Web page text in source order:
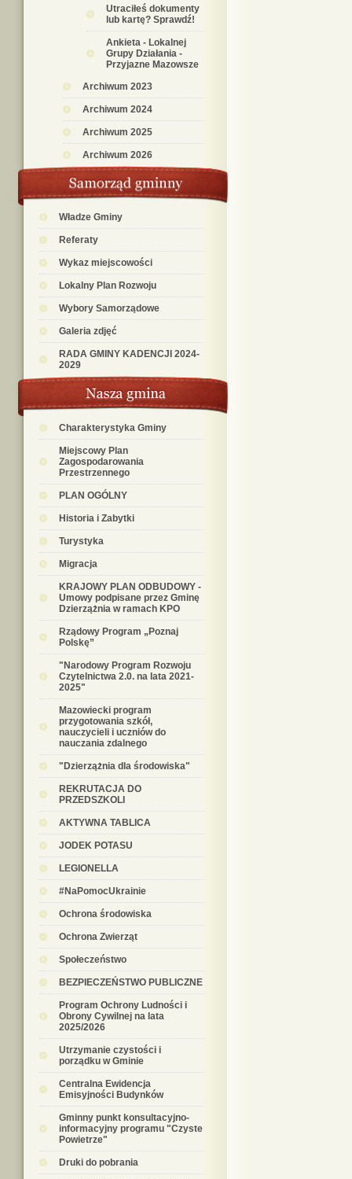
Utraciłeś dokumenty
lub kartę? Sprawdź!
Ankieta - Lokalnej
Grupy Działania -
Przyjazne Mazowsze
Archiwum 2023
Archiwum 2024
Archiwum 2025
Archiwum 2026
Władze Gminy
Referaty
Wykaz miejscowości
Lokalny Plan Rozwoju
Wybory Samorządowe
Galeria zdjęć
RADA GMINY KADENCJI 2024-
2029
Charakterystyka Gminy
Miejscowy Plan
Zagospodarowania
Przestrzennego
PLAN OGÓLNY
Historia i Zabytki
Turystyka
Migracja
KRAJOWY PLAN ODBUDOWY -
Umowy podpisane przez Gminę
Dzierzążnia w ramach KPO
Rządowy Program „Poznaj
Polskę”
"Narodowy Program Rozwoju
Czytelnictwa 2.0. na lata 2021-
2025"
Mazowiecki program
przygotowania szkół,
nauczycieli i uczniów do
nauczania zdalnego
"Dzierzążnia dla środowiska"
REKRUTACJA DO
PRZEDSZKOLI
AKTYWNA TABLICA
JODEK POTASU
LEGIONELLA
#NaPomocUkrainie
Ochrona środowiska
Ochrona Zwierząt
Społeczeństwo
BEZPIECZEŃSTWO PUBLICZNE
Program Ochrony Ludności i
Obrony Cywilnej na lata
2025/2026
Utrzymanie czystości i
porządku w Gminie
Centralna Ewidencja
Emisyjności Budynków
Gminny punkt konsultacyjno-
informacyjny programu "Czyste
Powietrze"
Druki do pobrania